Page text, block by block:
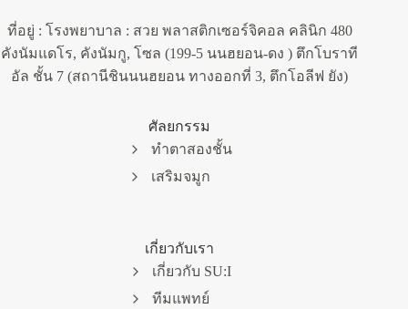
ที่อยู่ : โรงพยาบาล : สวย พลาสติกเซอร์จิคอล คลินิก 480
คังนัมแดโร, คังนัมกู, โซล (199-5 นนฮยอน-ดง ) ตึกโบราที
อัล ชั้น 7 (สถานีชินนนฮยอน ทางออกที่ 3, ตึกโอลีฟ ยัง)
ศัลยกรรม
ทำตาสองชั้น
เสริมจมูก
เกี่ยวกับเรา
เกี่ยวกับ SU:I
ทีมแพทย์